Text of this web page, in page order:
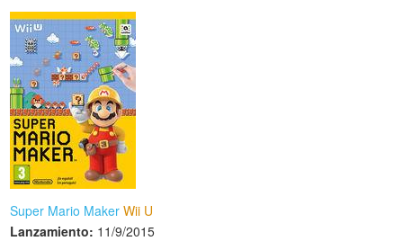
Super Mario Maker Wii U
Lanzamiento: 11/9/2015